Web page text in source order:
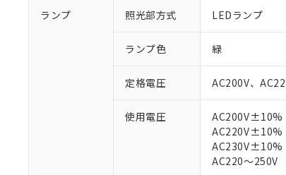
ランプ 照光部方式 LEDランプ
ランプ色 緑
定格電圧 AC200V、
使用電圧
AC200V±10%
AC220V±10%
AC230V±10%
AC220～250V
ご利用
以下の条件
対応予定：
対応予定な
調査・確認
非該当品：
仕入先様の
があります。
※1 中国